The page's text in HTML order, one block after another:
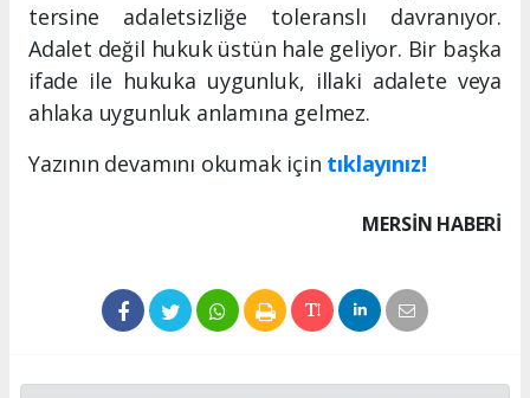
tersine adaletsizliğe toleranslı davranıyor.
Adalet değil hukuk üstün hale geliyor. Bir başka
ifade ile hukuka uygunluk, illaki adalete veya
ahlaka uygunluk anlamına gelmez.
Yazının devamını okumak için tıklayınız!
MERSIN HABERİ